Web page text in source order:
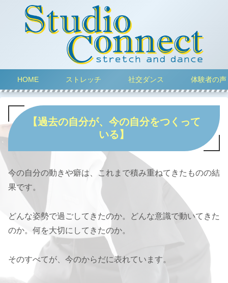
HOME ストレッチ 社交ダンス 体験者の声
【過去の自分が、今の自分をつくって
いる】
今の自分の動きや癖は、これまで積み重ねてきたものの結
果です。
どんな姿勢で過ごしてきたのか。どんな意識で動いてきた
のか。何を大切にしてきたのか。
そのすべてが、今のからだに表れています。